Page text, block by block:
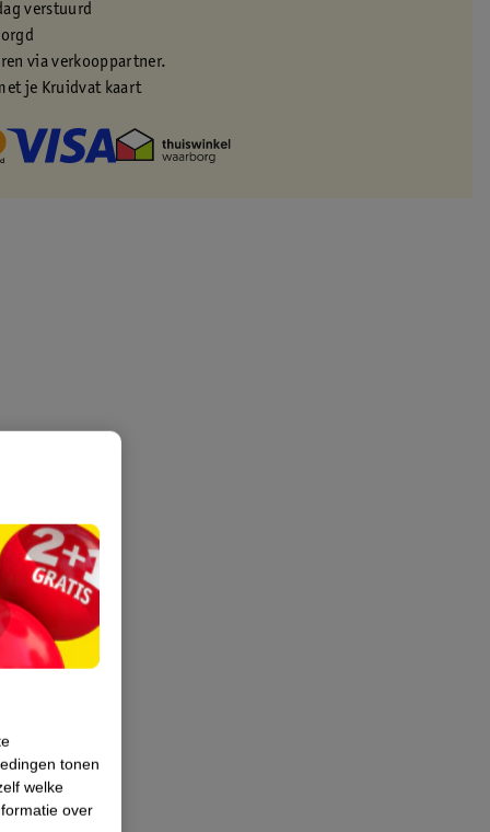
verstuurd
via verkooppartner.
je Kruidvat kaart
tonen
welke
over